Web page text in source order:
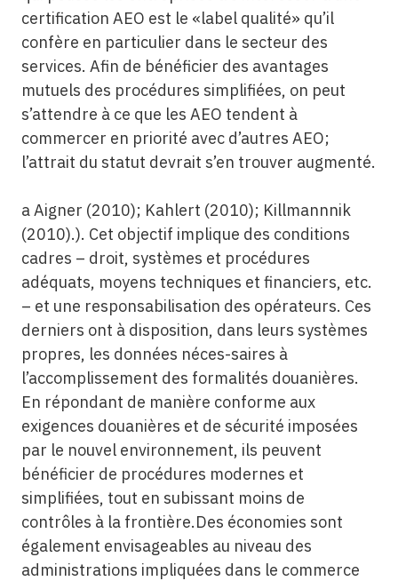
certification AEO est le «label qualité» qu’il
confère en particulier dans le secteur des
services. Afin de bénéficier des avantages
mutuels des procédures simplifiées, on peut
s’attendre à ce que les AEO tendent à
commercer en priorité avec d’autres AEO;
l’attrait du statut devrait s’en trouver augmenté.
a Aigner (2010); Kahlert (2010); Killmannnik
(2010).). Cet objectif implique des conditions
cadres – droit, systèmes et procédures
adéquats, moyens techniques et financiers, etc.
– et une responsabilisation des opérateurs. Ces
derniers ont à disposition, dans leurs systèmes
propres, les données néces-saires à
l’accomplissement des formalités douanières.
En répondant de manière conforme aux
exigences douanières et de sécurité imposées
par le nouvel environnement, ils peuvent
bénéficier de procédures modernes et
simplifiées, tout en subissant moins de
contrôles à la frontière.Des économies sont
également envisageables au niveau des
administrations impliquées dans le commerce